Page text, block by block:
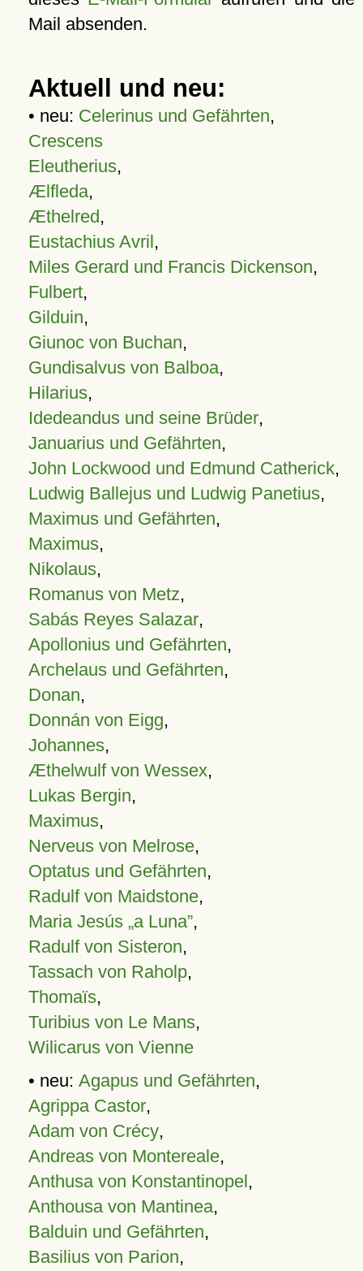
Mail absenden.
Aktuell und neu:
• neu: Celerinus und Gefährten,
Crescens
Eleutherius,
Ælfleda,
Æthelred,
Eustachius Avril,
Miles Gerard und Francis Dickenson,
Fulbert,
Gilduin,
Giunoc von Buchan,
Gundisalvus von Balboa,
Hilarius,
Idedeandus und seine Brüder,
Januarius und Gefährten,
John Lockwood und Edmund Catherick,
Ludwig Ballejus und Ludwig Panetius,
Maximus und Gefährten,
Maximus,
Nikolaus,
Romanus von Metz,
Sabás Reyes Salazar,
Apollonius und Gefährten,
Archelaus und Gefährten,
Donan,
Donnán von Eigg,
Johannes,
Æthelwulf von Wessex,
Lukas Bergin,
Maximus,
Nerveus von Melrose,
Optatus und Gefährten,
Radulf von Maidstone,
Maria Jesús „a Luna”,
Radulf von Sisteron,
Tassach von Raholp,
Thomaïs,
Turibius von Le Mans,
Wilicarus von Vienne
• neu: Agapus und Gefährten,
Agrippa Castor,
Adam von Crécy,
Andreas von Montereale,
Anthusa von Konstantinopel,
Anthousa von Mantinea,
Balduin und Gefährten,
Basilius von Parion,